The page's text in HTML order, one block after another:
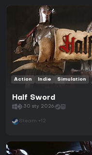
Action Indie Simulation
Half Sword
30 sty 2026
Steam +12